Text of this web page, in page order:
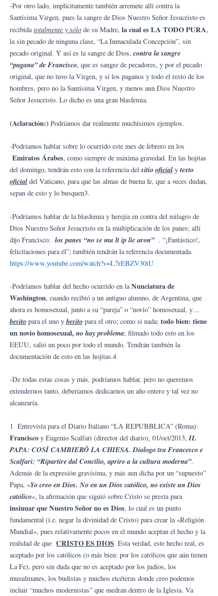
-Por otro lado, implícitamente también arremete allí contra la
Santísima Virgen, pues la sangre de Dios Nuestro Señor Jesucristo es
recibidatotalmente y sólo de su Madre, la cual es LA TODO PURA,
la sin pecado de ninguna clase, “La Inmaculada Concepción”, sin
pecado original. Y así es la sangre de Dios, contra la sangre
“pagana” de Francisco, que es sangre de pecadores, y por el pecado
original, que no tuvo la Virgen, y sí los paganos y todo el resto de los
hombres, pero no la Santísima Virgen, y menos aun Dios Nuestro
Señor Jesucristo. Lo dicho es una gran blasfemia.
(Aclaración:) Podríamos dar realmente muchísimos ejemplos.
-Podríamos hablar sobre lo ocurrido este mes de febrero en los
Emiratos Árabes, como siempre de máxima gravedad. En las hojitas
del domingo, tendrán esto con la referencia delsitiooficial y texto
oficial del Vaticano, para que las almas de buena fe, que a veces dudan,
sepan de esto y lo busquen3.
-Podríamos hablar de la blasfemia y herejía en contra del milagro de
Dios Nuestro Señor Jesucristo en la multiplicación de los panes; allí
dijo Francisco: los panes “no se mu lt ip lic aron” . “¡Fantástico!,
felicitaciones para él”; también tendrán la referencia documentada.
https://www.youtube.com/watch?v=L7rEBZV30iU
-Podríamos hablar del hecho ocurrido en laNunciatura de
Washington, cuando recibió a un antiguo alumno, de Argentina, que
ahora es homosexual, junto a su “pareja” o “novio” homosexual, y…
besito para el uno y besito para el otro; como si nada; todo bien: tiene
un novio homosexual,no hay problema; filmado todo esto en los
EEUU, salió un poco por todo el mundo. Tendrán también la
documentación de esto en las hojitas.4
-De todas estas cosas y más, podríamos hablar, pero no queremos
extendernos tanto, deberíamos dedicarnos un año entero y tal vez no
alcanzaría.
1 Entrevista para el Diario Italiano “LA REPUBBLICA” (Roma):
Francisco y Eugenio Scalfari (director del diario), 01/oct/2013, IL
PAPA: COSÌ CAMBIERÒ LA CHIESA. Dialogo tra Francesco e
Scalfari: “Ripartire dal Concilio, aprire a la cultura moderna”.
Además de la expresión gravísima, y más aun dicha por un “supuesto”
Papa, «Yo creo en Dios. No en un Dios católico, no existe un Dios
católico«, la afirmación que siguió sobre Cristo se presta para
insinuar que Nuestro Señor no es Dios, lo cual es un punto
fundamental (i.e. negar la divinidad de Cristo) para crear la «Religión
Mundial», pues relativamente pocos en el mundo aceptan el hecho y la
realidad de que CRISTO ES DIOS. Esta verdad, este hecho real, es
aceptado por los católicos (o más bien: por los católicos que aún tienen
La Fe), pero sin duda que no es aceptado por los judíos, los
musulmanes, los budistas y muchos etcéteras donde creo podemos
incluir “muchos modernistas” que medran dentro de la Iglesia. Va